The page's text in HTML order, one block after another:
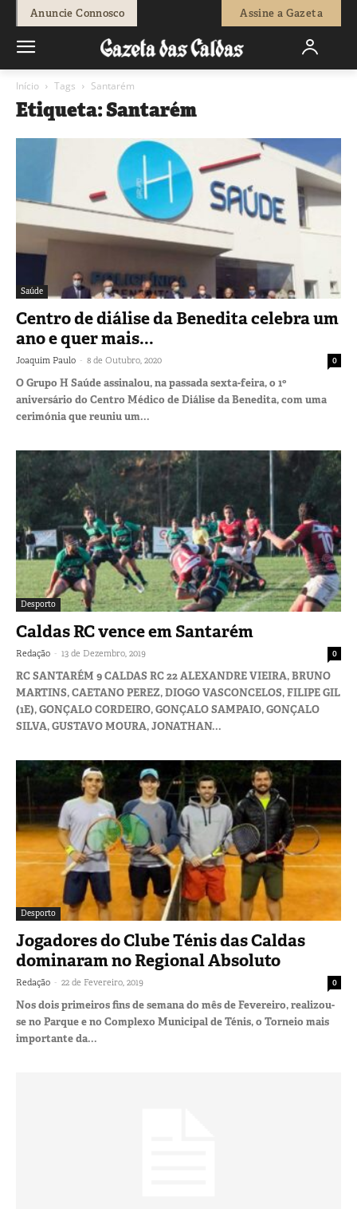
Anuncie Connosco Assine a Gazeta
Início Tags Santarém
Etiqueta: Santarém
Saúde
Centro de diálise da Benedita celebra um
ano e quer mais...
Joaquim Paulo - 8 de Outubro, 2020 0
O Grupo H Saúde assinalou, na passada sexta-feira, o 1º
aniversário do Centro Médico de Diálise da Benedita, com uma
cerimónia que reuniu um...
Desporto
Caldas RC vence em Santarém
Redação - 13 de Dezembro, 2019 0
RC SANTARÉM 9 CALDAS RC 22 ALEXANDRE VIEIRA, BRUNO
MARTINS, CAETANO PEREZ, DIOGO VASCONCELOS, FILIPE GIL
(1E), GONÇALO CORDEIRO, GONÇALO SAMPAIO, GONÇALO
SILVA, GUSTAVO MOURA, JONATHAN...
Desporto
Jogadores do Clube Ténis das Caldas
dominaram no Regional Absoluto
Redação - 22 de Fevereiro, 2019 0
Nos dois primeiros fins de semana do mês de Fevereiro, realizou-
se no Parque e no Complexo Municipal de Ténis, o Torneio mais
importante da...